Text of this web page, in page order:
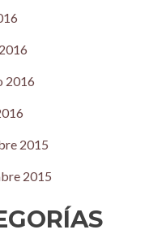
2016
2015
2015